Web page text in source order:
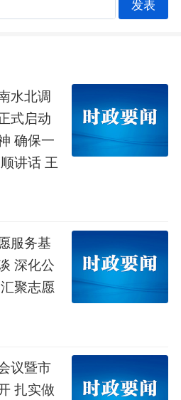
确保质量和安全前提
做强以好水为本底的
投资于物与投资于人
公寓，优化服务保
进、留得住、用得
永辉还深入凉水河镇
河巡库。他强调，守
大的事”，320万十堰
”。要坚决扛牢保水
和光荣使命，抢抓生
机，全面加强生态环
发表
水北调
式启动
确保一
讲话 王
服务基
深化公
聚志愿
议暨市
扎实做